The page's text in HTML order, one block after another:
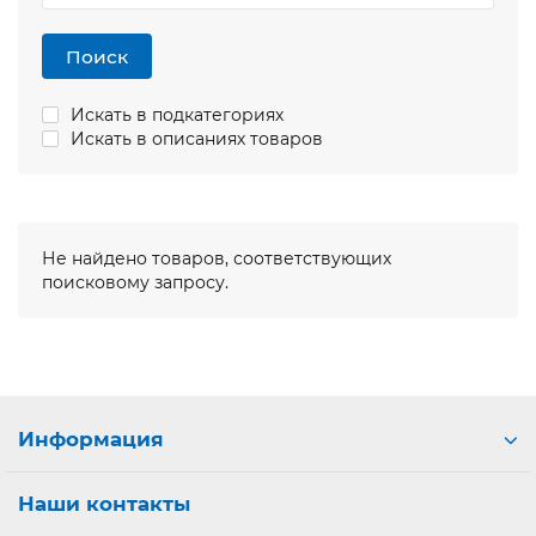
Поиск
Искать в подкатегориях
Искать в описаниях товаров
Не найдено товаров, соответствующих
поисковому запросу.
Информация
Наши контакты